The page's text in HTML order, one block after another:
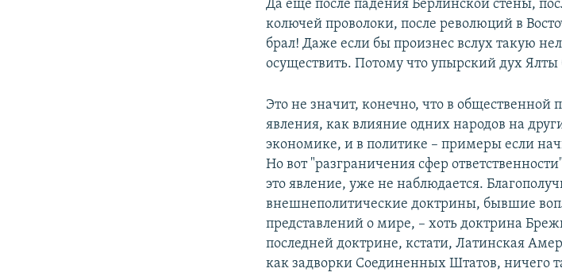
Да еще после падения Берлинской стены,
колючей проволоки, после революций в
брал! Даже если бы произнес вслух такую
осуществить. Потому что упырский дух
Это не значит, конечно, что в общественной
явления, как влияние одних народов на
экономике, и в политике – примеры если
Но вот "разграничения сфер
это явление, уже не наблюдается.
внешнеполитические доктрины, бывшие
представлений о мире, – хоть доктрина
последней доктрине, кстати, Латинская
как задворки Соединенных Штатов, ничего